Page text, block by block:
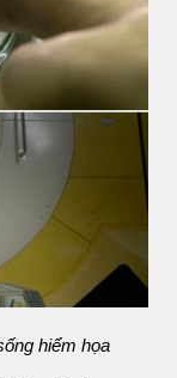
hiểm họa